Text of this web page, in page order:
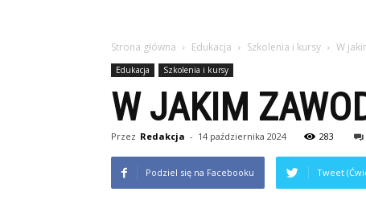
Strona główna Edukacja Szkolenia i kursy W
Edukacja Szkolenia i kursy
W JAKIM
Przez Redakcja - 14 października 2024 283
Podziel się na Facebooku Tweet